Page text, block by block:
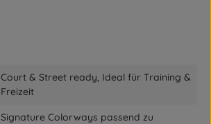
Court & Street ready, Ideal für Training &
Freizeit
Signature Colorways passend zu